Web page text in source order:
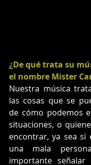
¿De qué trata su
el nombre Mister
Nuestra música
las cosas que se
de cómo podemos
situaciones, o
encontrar, ya sea si
una mala
importante